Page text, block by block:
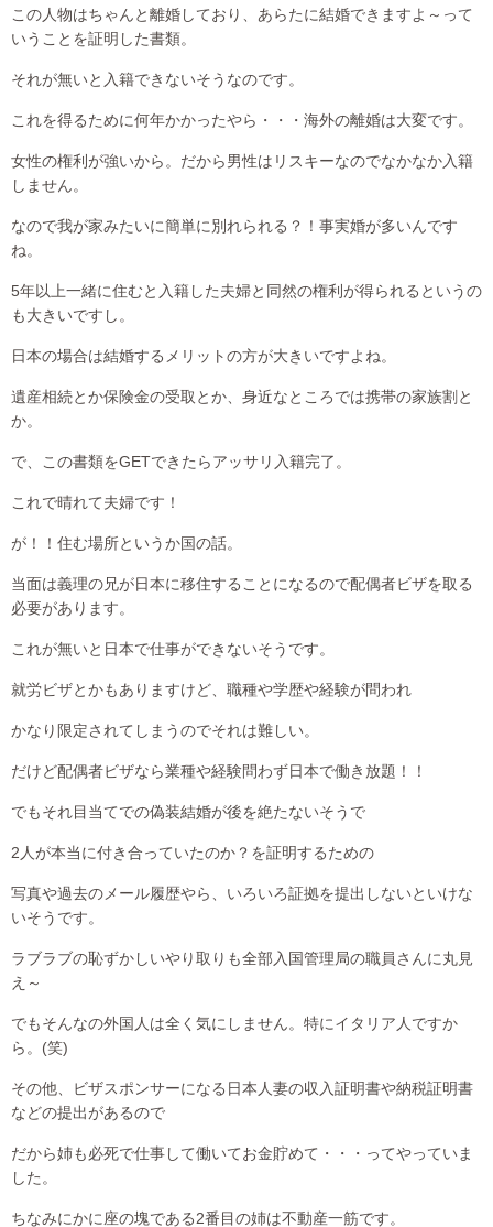
この人物はちゃんと離婚しており、あらたに結婚できますよ～って
いうことを証明した書類。
それが無いと入籍できないそうなのです。
これを得るために何年かかったやら・・・海外の離婚は大変です。
女性の権利が強いから。だから男性はリスキーなのでなかなか入籍
しません。
なので我が家みたいに簡単に別れられる？！事実婚が多いんです
ね。
5年以上一緒に住むと入籍した夫婦と同然の権利が得られるというの
も大きいですし。
日本の場合は結婚するメリットの方が大きいですよね。
遺産相続とか保険金の受取とか、身近なところでは携帯の家族割と
か。
で、この書類をGETできたらアッサリ入籍完了。
これで晴れて夫婦です！
が！！住む場所というか国の話。
当面は義理の兄が日本に移住することになるので配偶者ビザを取る
必要があります。
これが無いと日本で仕事ができないそうです。
就労ビザとかもありますけど、職種や学歴や経験が問われ
かなり限定されてしまうのでそれは難しい。
だけど配偶者ビザなら業種や経験問わず日本で働き放題！！
でもそれ目当てでの偽装結婚が後を絶たないそうで
2人が本当に付き合っていたのか？を証明するための
写真や過去のメール履歴やら、いろいろ証拠を提出しないといけな
いそうです。
ラブラブの恥ずかしいやり取りも全部入国管理局の職員さんに丸見
え～
でもそんなの外国人は全く気にしません。特にイタリア人ですか
ら。(笑)
その他、ビザスポンサーになる日本人妻の収入証明書や納税証明書
などの提出があるので
だから姉も必死で仕事して働いてお金貯めて・・・ってやっていま
した。
ちなみにかに座の塊である2番目の姉は不動産一筋です。